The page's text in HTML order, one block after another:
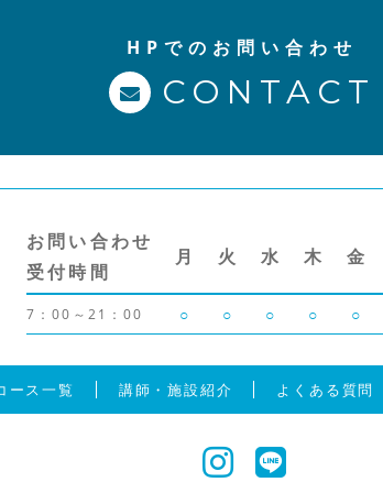
HPでのお問い合わせ
CONTACT
お問い合わせ
受付時間
月 火 水 木 金
7：00～21：00 ○ ○ ○ ○ ○
ース一覧 講師・施設紹介 よくある質問